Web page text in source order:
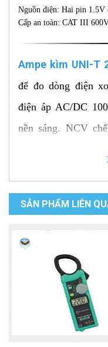
Nguồn điện: Hai pin
Cấp an toàn: CAT III
Ampe kìm UNI-T
để đo dòng điện
điện áp AC/DC
nền sáng. NCV
cao phù hợp
hơn. Đồng hồ này
xếp hạng an toàn
khả năng bảo vệ
Công dụng
UT2117R là:
SẢN PHẨM LIÊN